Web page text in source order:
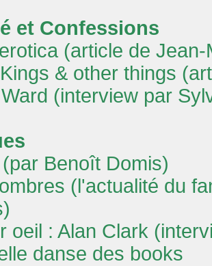
et Confessions
(article de
& other things
(interview par
Benoît Domis)
(l'actualité du
oeil : Alan Clark
danse des books